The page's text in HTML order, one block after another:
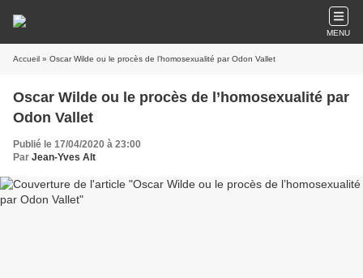
MENU
Accueil » Oscar Wilde ou le procès de l’homosexualité par Odon Vallet
Oscar Wilde ou le procès de l’homosexualité par
Odon Vallet
Publié le 17/04/2020 à 23:00
Par Jean-Yves Alt